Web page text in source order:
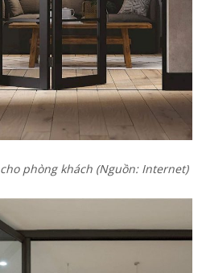
phòng khách(Nguồn: Internet)